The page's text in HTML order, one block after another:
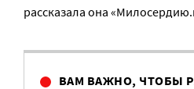
рассказала она
ВАМ ВАЖНО, ЧТОБЫ